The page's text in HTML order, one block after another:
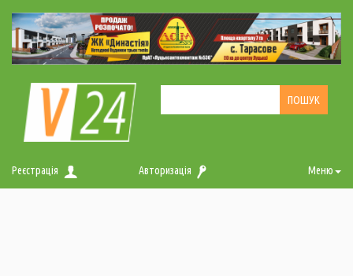
Реєстрація Авторизація Меню